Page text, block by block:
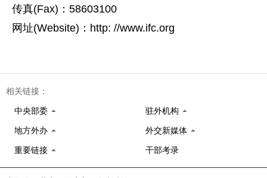
传真(Fax)：58603100
网址(Website)：http: //www.ifc.org
相关链接：
中央部委 驻外机构
地方外办 外交新媒体
重要链接 干部考录